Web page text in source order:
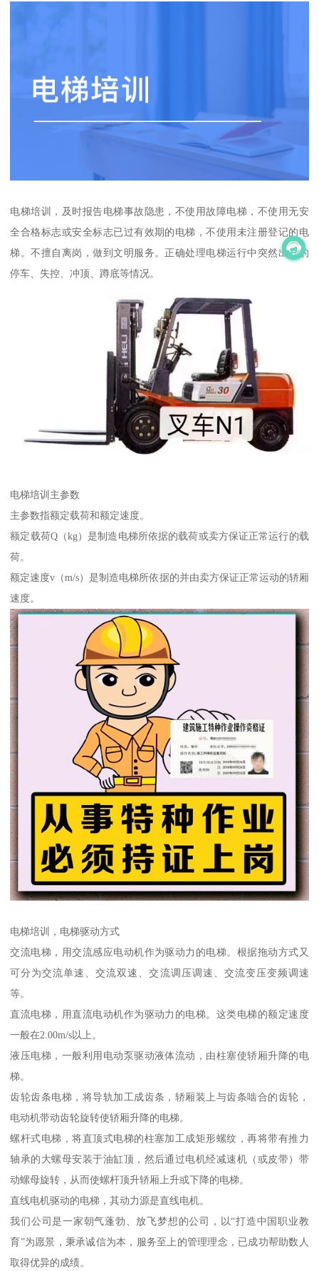
电梯培训，及时报告电梯事故隐患，不使用故障电梯，不使用无安
全合格标志或安全标志已过有效期的电梯，不使用未注册登记的电
梯。不擅自离岗，做到文明服务。正确处理电梯运行中突然出现的
停车、失控、冲顶、蹲底等情况。
电梯培训主参数
主参数指额定载荷和额定速度。
额定载荷Q（kg）是制造电梯所依据的载荷或卖方保证正常运行的载
荷。
额定速度v（m/s）是制造电梯所依据的并由卖方保证正常运动的轿厢
速度。
电梯培训，电梯驱动方式
交流电梯，用交流感应电动机作为驱动力的电梯。根据拖动方式又
可分为交流单速、交流双速、交流调压调速、交流变压变频调速
等。
直流电梯，用直流电动机作为驱动力的电梯。这类电梯的额定速度
一般在2.00m/s以上。
液压电梯，一般利用电动泵驱动液体流动，由柱塞使轿厢升降的电
梯。
齿轮齿条电梯，将导轨加工成齿条，轿厢装上与齿条啮合的齿轮，
电动机带动齿轮旋转使轿厢升降的电梯。
螺杆式电梯，将直顶式电梯的柱塞加工成矩形螺纹，再将带有推力
轴承的大螺母安装于油缸顶，然后通过电机经减速机（或皮带）带
动螺母旋转，从而使螺杆顶升轿厢上升或下降的电梯。
直线电机驱动的电梯，其动力源是直线电机。
我们公司是一家朝气蓬勃、放飞梦想的公司，以“打造中国职业教
育”为愿景，秉承诚信为本，服务至上的管理理念，已成功帮助数人
取得优异的成绩。